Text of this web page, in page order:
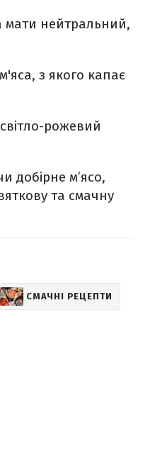
мати нейтральний,
з якого капає
рожевий
добірне м’ясо,
та смачну
СМАЧНІ РЕЦЕПТИ